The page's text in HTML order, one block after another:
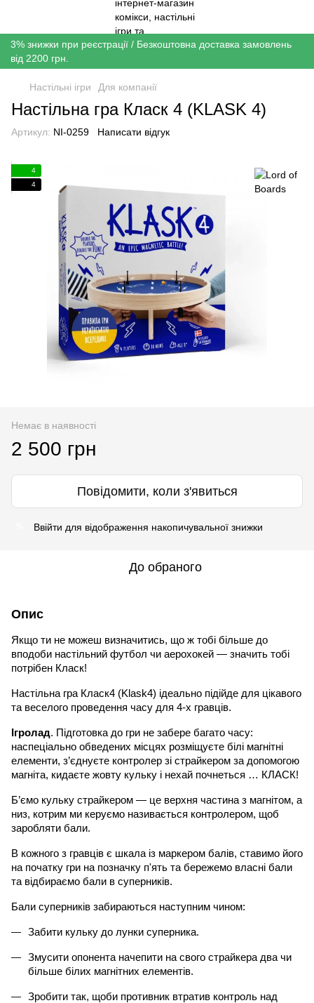
3% знижки при реєстрації / Безкоштовна доставка замовлень
від 2200 грн.
Настільні ігри Для компанії
Настільна гра Класк 4 (KLASK 4)
Артикул: NI-0259 Написати відгук
4
4
Немає в наявності
2 500 грн
Повідомити, коли з'явиться
Ввійти для відображення накопичувальної знижки
До обраного
Опис
Якщо ти не можеш визначитись, що ж тобі більше до
вподоби настільний футбол чи аерохокей — значить тобі
потрібен Класк!
Настільна гра Класк4 (Klask4) ідеально підійде для цікавого
та веселого проведення часу для 4-х гравців.
Ігролад. Підготовка до гри не забере багато часу:
наспеціально обведених місцях розміщуєте білі магнітні
елементи, з’єднуєте контролер зі страйкером за допомогою
магніта, кидаєте жовту кульку і нехай почнеться … КЛАСК!
Б’ємо кульку страйкером — це верхня частина з магнітом, а
низ, котрим ми керуємо називається контролером, щоб
заробляти бали.
В кожного з гравців є шкала із маркером балів, ставимо його
на початку гри на позначку п'ять та бережемо власні бали
та відбираємо бали в суперників.
Бали суперників забираються наступним чином:
Забити кульку до лунки суперника.
Змусити опонента начепити на свого страйкера два чи
більше білих магнітних елементів.
Зробити так, щоби противник втратив контроль над